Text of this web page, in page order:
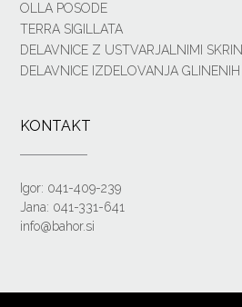
OLLA POSODE
TERRA SIGILLATA
DELAVNICE Z USTVARJALNIMI
DELAVNICE IZDELOVANJA GLINENIH
KONTAKT
Igor: 041-409-239
Jana: 041-331-641
info@bahor.si